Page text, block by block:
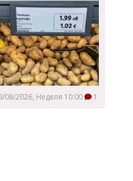
08/2026, Неделя 10:00 1